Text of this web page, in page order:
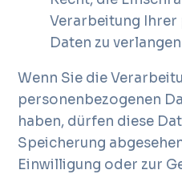
Verarbeitung Ihrer
Daten zu
Wenn Sie die
personenbezogenen
haben, dürfen diese
Speicherung
Einwilligung oder zur